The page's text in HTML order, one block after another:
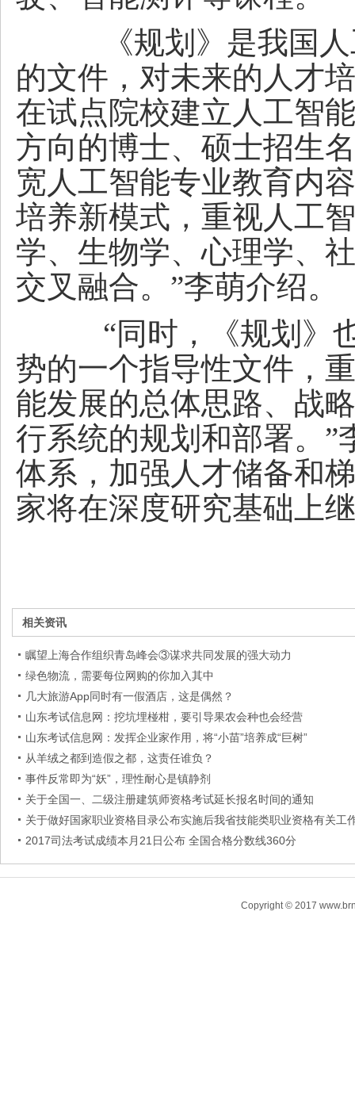
《规划》是我国人
的文件，对未来的人才
在试点院校建立人工智
方向的博士、硕士招生
宽人工智能专业教育内
培养新模式，重视人工
学、生物学、心理学、
交叉融合。”李萌介绍。
“同时，《规划》也
势的一个指导性文件，
能发展的总体思路、战
行系统的规划和部署。”
体系，加强人才储备和
家将在深度研究基础上
相关资讯
瞩望上海合作组织青岛峰会③谋求共同发展的强大动力
绿色物流，需要每位网购的你加入其中
几大旅游App同时有一假酒店，这是偶然？
山东考试信息网：挖坑埋椪柑，要引导果农会种也会经营
山东考试信息网：发挥企业家作用，将“小苗”培养成“巨树”
从羊绒之都到造假之都，这责任谁负？
事件反常即为“妖”，理性耐心是镇静剂
关于全国一、二级注册建筑师资格考试延长报名时间的通知
关于做好国家职业资格目录公布实施后我省技能类职业资格有关工
2017司法考试成绩本月21日公布 全国合格分数线360分
Copyright © 2017